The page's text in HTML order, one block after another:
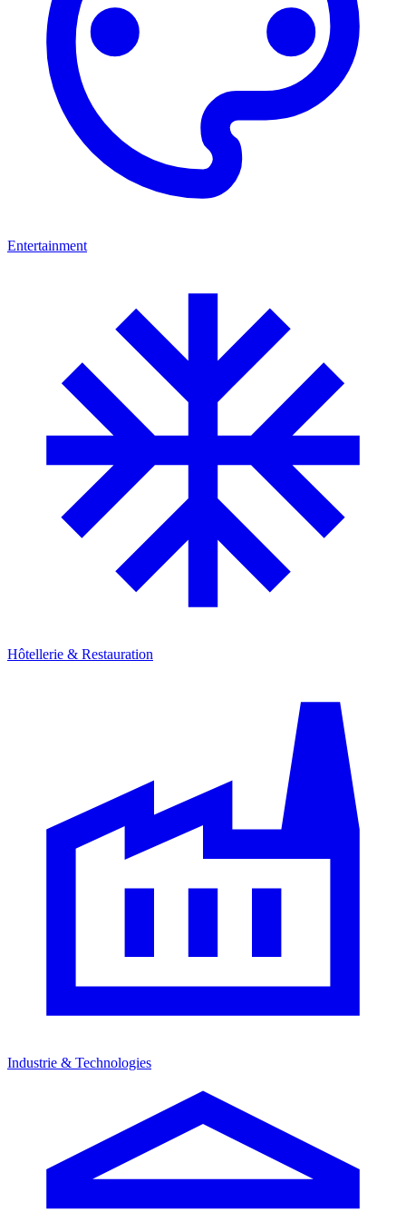
Entertainment
Hôtellerie & Restauration
Industrie & Technologies